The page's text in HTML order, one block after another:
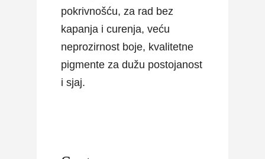
pokrivnošću, za rad bez
kapanja i curenja, veću
neprozirnost boje, kvalitetne
pigmente za dužu postojanost
i sjaj.